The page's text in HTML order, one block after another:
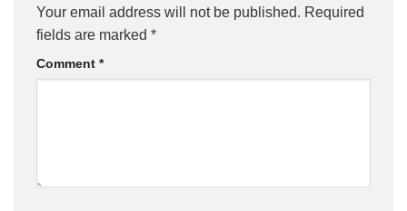
Your email address will not be published. Required
fields are marked *
Comment *